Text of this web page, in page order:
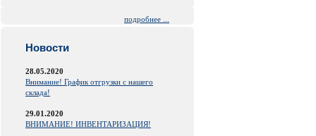
подробнее ...
Новости
28.05.2020
Внимание! График отгрузки с нашего
склада!
29.01.2020
ВНИМАНИЕ! ИНВЕНТАРИЗАЦИЯ!